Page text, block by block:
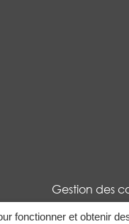
fonctionner et obtenir
Gestion des